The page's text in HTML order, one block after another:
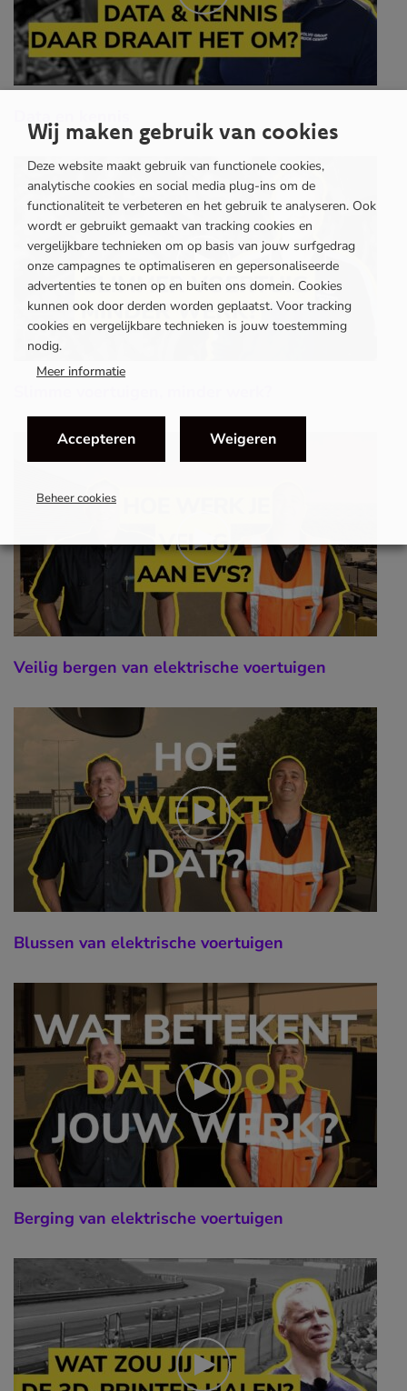
Veilig bergen van elektrische voertuigen
Blussen van elektrische voertuigen
Berging van elektrische voertuigen
Wij maken gebruik van cookies
Deze website maakt gebruik van functionele cookies,
analytische cookies en social media plug-ins om de
functionaliteit te verbeteren en het gebruik te analyseren. Ook
wordt er gebruikt gemaakt van tracking cookies en
vergelijkbare technieken om op basis van jouw surfgedrag
onze campagnes te optimaliseren en gepersonaliseerde
advertenties te tonen op en buiten ons domein. Cookies
kunnen ook door derden worden geplaatst. Voor tracking
cookies en vergelijkbare technieken is jouw toestemming
nodig.
Meer informatie
Accepteren Weigeren
Beheer cookies